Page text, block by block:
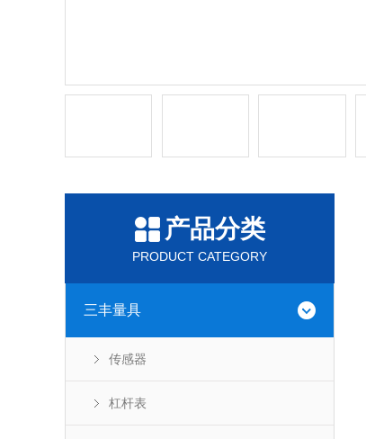
产品分类
PRODUCT CATEGORY
三丰量具
传感器
杠杆表